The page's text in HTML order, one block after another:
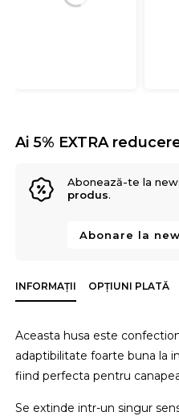
Ai 5% EXTRA
Abonează-te la
produs.
Abonare la
INFORMAȚII OPȚIUNI PLATĂ
Aceasta husa este
adaptibilitate foarte buna la
fiind perfecta pentru
Se extinde intr-un singur